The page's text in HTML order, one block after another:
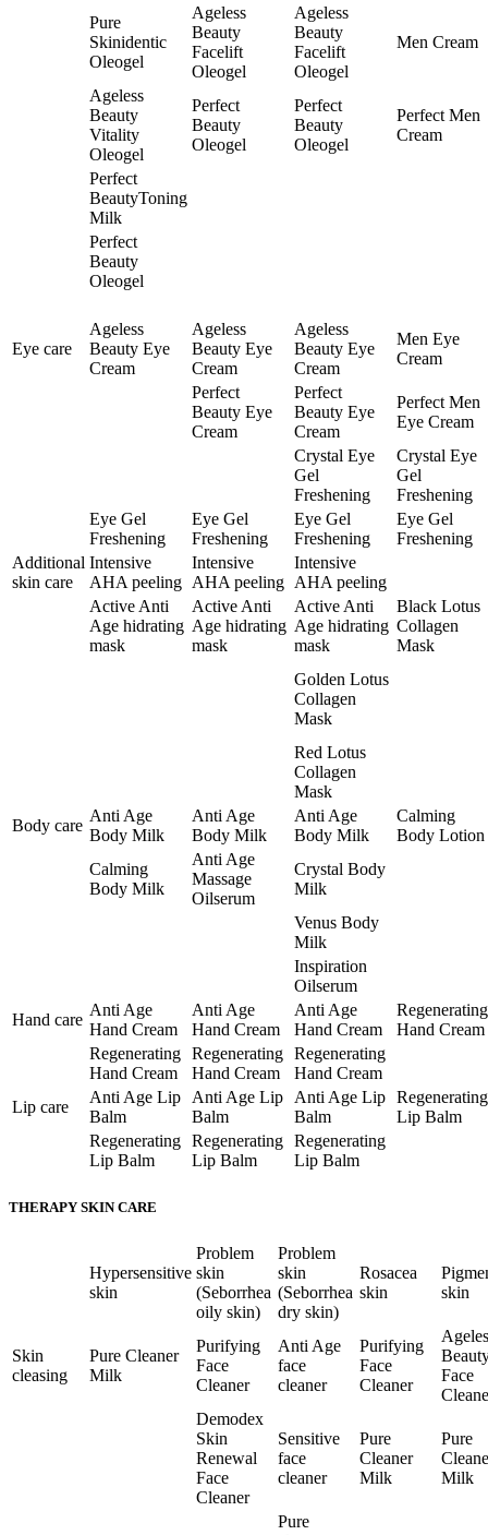
Pure
Skinidentic
Oleogel
Ageless
Beauty
Facelift
Oleogel
Ageless
Beauty
Facelift
Oleogel
Men Cream
Ageless
Beauty
Vitality
Oleogel
Perfect
Beauty
Oleogel
Perfect
Beauty
Oleogel
Perfect Men
Cream
Perfect
BeautyToning
Milk
Perfect
Beauty
Oleogel
Eye care
Ageless
Beauty Eye
Cream
Ageless
Beauty Eye
Cream
Ageless
Beauty Eye
Cream
Men Eye
Cream
Perfect
Beauty Eye
Cream
Perfect
Beauty Eye
Cream
Perfect Men
Eye Cream
Crystal Eye
Gel
Freshening
Crystal Eye
Gel
Freshening
Eye Gel
Freshening
Eye Gel
Freshening
Eye Gel
Freshening
Eye Gel
Freshening
Additional
skin care
Intensive
AHA peeling
Intensive
AHA peeling
Intensive
AHA peeling
Active Anti
Age hidrating
mask
Active Anti
Age hidrating
mask
Active Anti
Age hidrating
mask
Black Lotus
Collagen
Mask
Golden Lotus
Collagen
Mask
Red Lotus
Collagen
Mask
Body care
Anti Age
Body Milk
Anti Age
Body Milk
Anti Age
Body Milk
Calming
Body Lotion
Calming
Body Milk
Anti Age
Massage
Oilserum
Crystal Body
Milk
Venus Body
Milk
Inspiration
Oilserum
Hand care
Anti Age
Hand Cream
Anti Age
Hand Cream
Anti Age
Hand Cream
Regenerating
Hand Cream
Regenerating
Hand Cream
Regenerating
Hand Cream
Regenerating
Hand Cream
Lip care
Anti Age Lip
Balm
Anti Age Lip
Balm
Anti Age Lip
Balm
Regenerating
Lip Balm
Regenerating
Lip Balm
Regenerating
Lip Balm
Regenerating
Lip Balm
THERAPY SKIN CARE
Hypersensitive
skin
Problem
skin
(Seborrhea
oily skin)
Problem
skin
(Seborrhea
dry skin)
Rosacea
skin
skin
Skin
cleasing
Pure Cleaner
Milk
Purifying
Face
Cleaner
Anti Age
face
cleaner
Purifying
Face
Cleaner
Face
Demodex
Skin
Renewal
Face
Cleaner
Sensitive
face
cleaner
Pure
Cleaner
Milk
Pure
Milk
Pure